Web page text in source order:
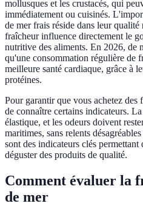
mollusques et les crustacés, qui
immédiatement ou cuisinés.
de mer frais réside dans leur
fraîcheur influence directement le
nutritive des aliments. En 2026, de
qu'une consommation régulière de
meilleure santé cardiaque, grâce à
protéines.
Pour garantir que vous achetez des
de connaître certains indicateurs.
élastique, et les odeurs doivent
maritimes, sans relents
sont des indicateurs clés permettant
déguster des produits de qualité.
Comment évaluer la
de mer